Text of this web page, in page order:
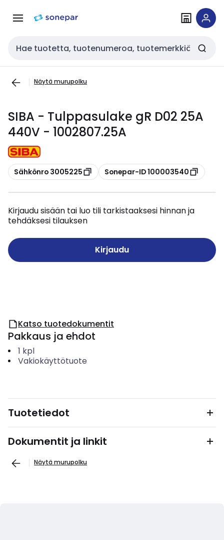
navigointiinsisältöön
Haku
Näytä murupolku
SIBA - Tulppasulake gR D02 25A
440V - 1002807.25A
Kopioi
Sähkönro 3005225 Kopioi
Sonepar-ID 100003540
Kirjaudu sisään tai luo tili tarkistaaksesi hinnan ja
tehdäksesi tilauksen
Kirjaudu
Katso tuotedokumentit
Pakkaus ja ehdot
1 kpl
Vakiokäyttötuote
Tuotetiedot
Dokumentit ja linkit
Näytä murupolku